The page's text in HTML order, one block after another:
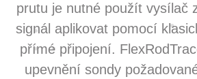
prutu je nutné použít vysílač
signál aplikovat pomocí
přímé připojení.
upevnění sondy